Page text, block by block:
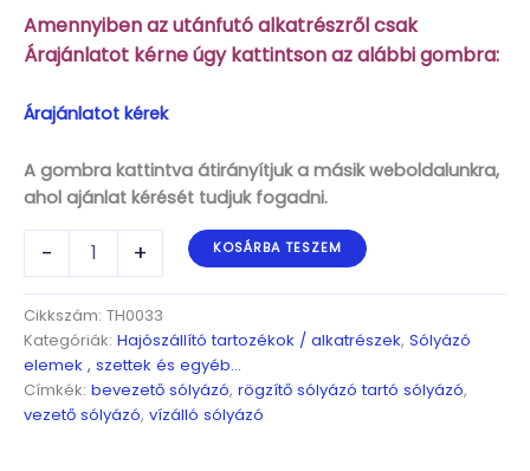
Amennyiben az utánfutó alkatrészről csak
Árajánlatot kérne úgy kattintson az alábbi gombra:
Árajánlatot kérek
A gombra kattintva átirányítjuk a másik weboldalunkra,
ahol ajánlat kérését tudjuk fogadni.
-
Bevezető
1
pár,
124cm
magas,
+ KOSÁRBA TESZEM
Cikkszám: TH0033
Kategóriák: Hajószállító tartozékok / alkatrészek, Sólyázó
elemek , szettek és egyéb...
Címkék: bevezető sólyázó, rögzítő sólyázó tartó sólyázó,
vezető sólyázó, vízálló sólyázó